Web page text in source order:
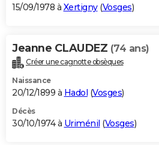
15/09/1978 à Xertigny(Vosges)
Jeanne CLAUDEZ (74 ans)
Créer une cagnotte obsèques
Naissance
20/12/1899 à Hadol (Vosges)
Décès
30/10/1974 à Uriménil (Vosges)